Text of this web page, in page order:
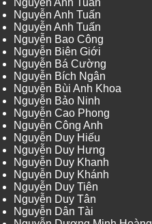
Nguyễn Anh Tuấn
Nguyễn Anh Tuấn
Nguyễn Anh Tuấn
Nguyễn Bao Công
Nguyễn Biên Giới
Nguyễn Bá Cường
Nguyễn Bích Ngân
Nguyễn Bùi Anh Khoa
Nguyễn Bảo Ninh
Nguyễn Cao Phong
Nguyễn Công Anh
Nguyễn Duy Hiếu
Nguyễn Duy Hưng
Nguyễn Duy Khanh
Nguyễn Duy Khánh
Nguyễn Duy Tiên
Nguyễn Duy Tân
Nguyễn Dân Tài